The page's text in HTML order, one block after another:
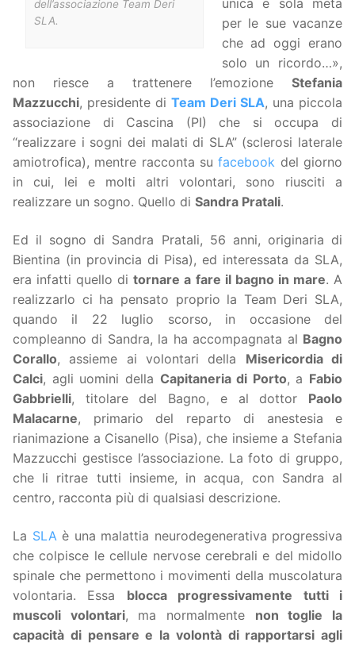
dell’associazione Team Deri
SLA.
unica e sola meta
per le sue vacanze
che ad oggi erano
solo un ricordo…»,
non riesce a trattenere l’emozione Stefania
Mazzucchi, presidente di Team Deri SLA, una piccola
associazione di Cascina (PI) che si occupa di
“realizzare i sogni dei malati di SLA” (sclerosi laterale
amiotrofica), mentre racconta sufacebook del giorno
in cui, lei e molti altri volontari, sono riusciti a
realizzare un sogno. Quello di Sandra Pratali.
Ed il sogno di Sandra Pratali, 56 anni, originaria di
Bientina (in provincia di Pisa), ed interessata da SLA,
era infatti quello ditornare a fare il bagno in mare. A
realizzarlo ci ha pensato proprio la Team Deri SLA,
quando il 22 luglio scorso, in occasione del
compleanno di Sandra, la ha accompagnata al Bagno
Corallo, assieme ai volontari della Misericordia di
Calci, agli uomini della Capitaneria di Porto, a Fabio
Gabbrielli, titolare del Bagno, e al dottor Paolo
Malacarne, primario del reparto di anestesia e
rianimazione a Cisanello (Pisa), che insieme a Stefania
Mazzucchi gestisce l’associazione. La foto di gruppo,
che li ritrae tutti insieme, in acqua, con Sandra al
centro, racconta più di qualsiasi descrizione.
La SLA è una malattia neurodegenerativa progressiva
che colpisce le cellule nervose cerebrali e del midollo
spinale che permettono i movimenti della muscolatura
volontaria. Essa blocca progressivamente tutti i
muscoli volontari, ma normalmente non toglie la
capacità di pensare e la volontà di rapportarsi agli